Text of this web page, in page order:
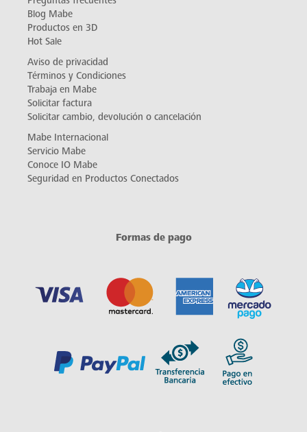
Blog Mabe
Productos en 3D
Hot Sale
Aviso de privacidad
Términos y Condiciones
Trabaja en Mabe
Solicitar factura
Solicitar cambio, devolución o cancelación
Mabe Internacional
Servicio Mabe
Conoce IO Mabe
Seguridad en Productos Conectados
Formas de pago